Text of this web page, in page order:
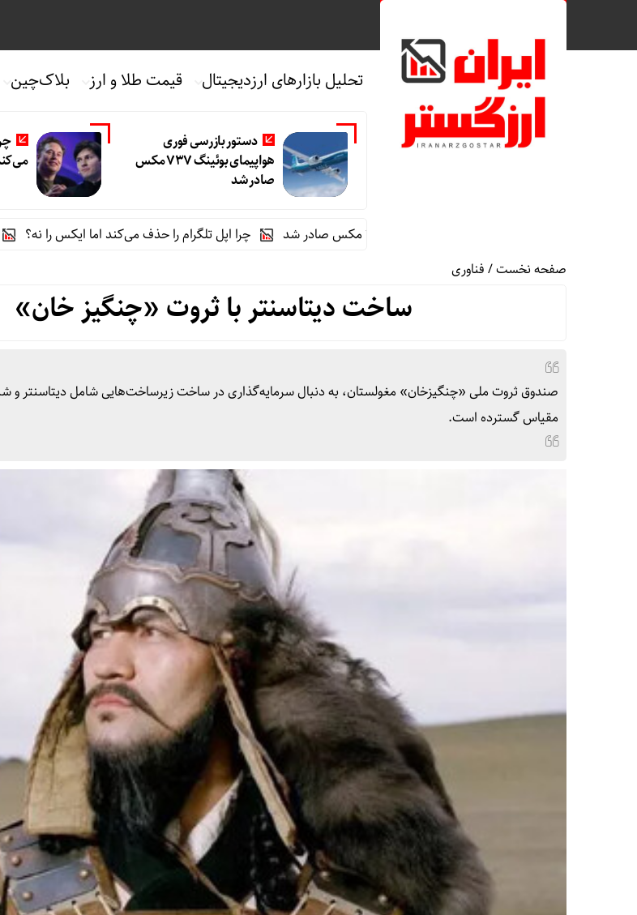
تحلیل بازارهای ارزدیجیتال قیمت طلا و ارز بلاک‌چین
دستور بازرسی فوری
هواپیمای بوئینگ ۷۳۷ مکس
صادر شد
چرا اپل تلگرام را حذف می‌کند اما ایکس را نه؟ ارتباط
صفحه نخست/فناوری
ساخت دیتاسنتر با ثروت «چنگیز خان»
صندوق ثروت ملی «چنگیزخان» مغولستان، به دنبال سرمایه‌گذاری در ساخت زیرساخت‌هایی شامل دیتاسنتر و
مقیاس گسترده است.